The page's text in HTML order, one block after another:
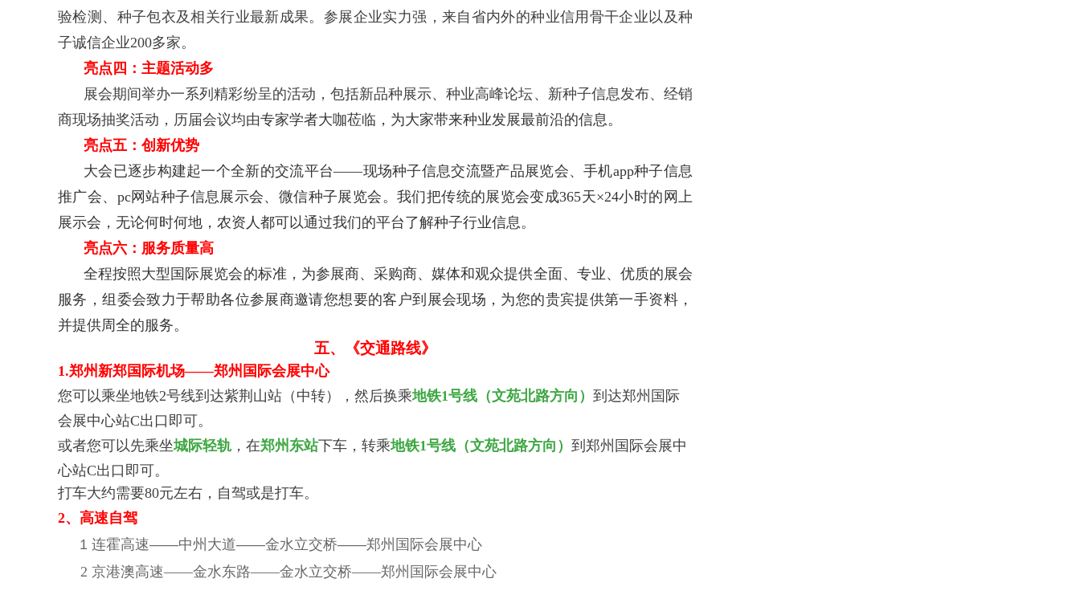
验检测、种子包衣及相关行业最新成果。参展企业实力强，来自省内外的种业信用骨干企业以及种
子诚信企业200多家。
亮点四：主题活动多
展会期间举办一系列精彩纷呈的活动，包括新品种展示、种业高峰论坛、新种子信息发布、经销
商现场抽奖活动， 历届会议均由专家学者大咖莅临，为大家带来种业发展最前沿的信息。
亮点五：创新优势
大会已逐步构建起一个全新的交流平台——现场种子信息交流暨产品展览会、手机app种子信息
推广会、pc网站种子信息展示会、微信种子展览会。我们把传统的展览会变成365天×24小时的网上
展示会，无论何时何地，农资人都可以通过我们的平台了解种子行业信息。
亮点六：服务质量高
全程按照大型国际展览会的标准，为参展商、采购商、媒体和观众提供全面、专业、优质的展会
服务，组委会致力于帮助各位参展商邀请您想要的客户到展会现场，为您的贵宾提供第一手资料，
并提供周全的服务。
五、《交通路线》
1.郑州新郑国际机场——郑州国际会展中心
您可以乘坐地铁2号线到达紫荆山站（中转），然后换乘地铁1号线（文苑北路方向） 到达郑州国际
会展中心站C出口即可。
或者您可以先乘坐城际轻轨，在郑州东站下车，转乘地铁1号线（文苑北路方向） 到郑州国际会展中
心站C出口即可。
打车大约需要80元左右，自驾或是打车。
2、高速自驾
1 连霍高速——中州大道——金水立交桥——郑州国际会展中心
2 京港澳高速——金水东路——金水立交桥——郑州国际会展中心